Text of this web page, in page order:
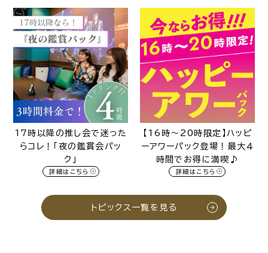
17時以降の推し会で迷った
らコレ！「夜の鑑賞会パッ
ク」
詳細はこちら
【16時～20時限定】ハッピ
ーアワーパック登場！最大４
時間でお得に満喫♪
詳細はこちら
トピックス一覧を見る